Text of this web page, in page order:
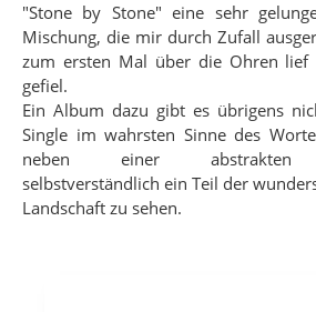
"Stone by Stone" eine sehr
Mischung, die mir durch Zufall
zum ersten Mal über die Ohren
gefiel.
Ein Album dazu gibt es übrigens
Single im wahrsten Sinne des
neben einer abstrakten
selbstverständlich ein Teil der
Landschaft zu sehen.